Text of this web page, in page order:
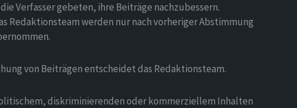
Verfasser gebeten, ihre Beiträge nachzubessern.
Redaktionsteam werden nur nach vorheriger Abstimmung
von Beiträgen entscheidet das Redaktionsteam.
diskriminierenden oder kommerziellem Inhalten